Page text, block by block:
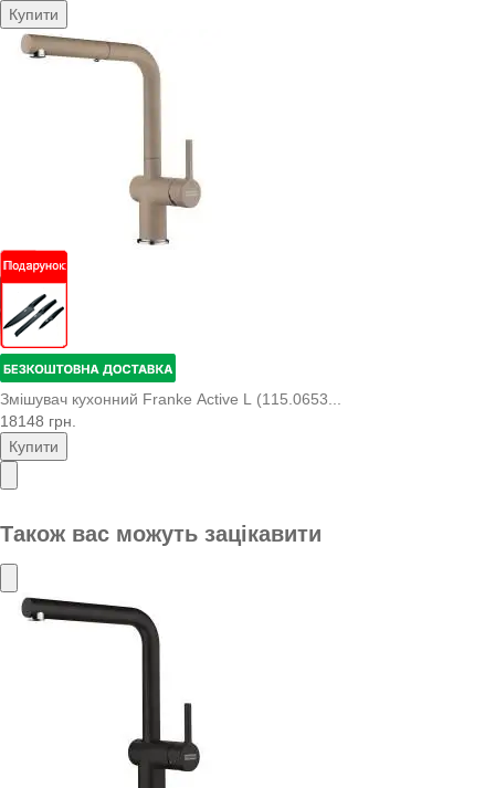
Купити
Змішувач кухонний Franke Active L (115.0653...
18148 грн.
Купити
Також вас можуть зацікавити